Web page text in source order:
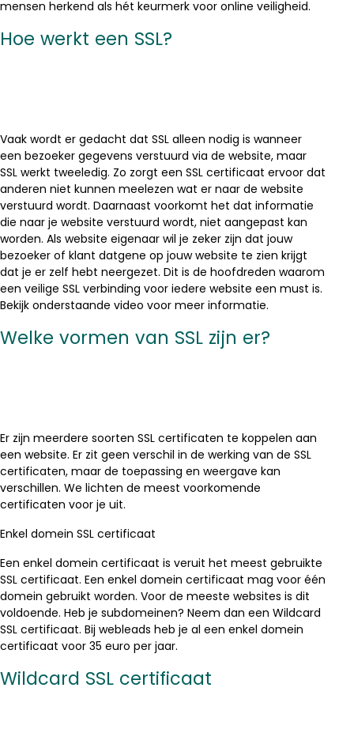
mensen herkend als hét keurmerk voor online veiligheid.
Hoe werkt een SSL?
Vaak wordt er gedacht dat SSL alleen nodig is wanneer
een bezoeker gegevens verstuurd via de website, maar
SSL werkt tweeledig. Zo zorgt een SSL certificaat ervoor dat
anderen niet kunnen meelezen wat er naar de website
verstuurd wordt. Daarnaast voorkomt het dat informatie
die naar je website verstuurd wordt, niet aangepast kan
worden. Als website eigenaar wil je zeker zijn dat jouw
bezoeker of klant datgene op jouw website te zien krijgt
dat je er zelf hebt neergezet. Dit is de hoofdreden waarom
een veilige SSL verbinding voor iedere website een must is.
Bekijk onderstaande video voor meer informatie.
Welke vormen van SSL zijn er?
Er zijn meerdere soorten SSL certificaten te koppelen aan
een website. Er zit geen verschil in de werking van de SSL
certificaten, maar de toepassing en weergave kan
verschillen. We lichten de meest voorkomende
certificaten voor je uit.
Enkel domein SSL certificaat
Een enkel domein certificaat is veruit het meest gebruikte
SSL certificaat. Een enkel domein certificaat mag voor één
domein gebruikt worden. Voor de meeste websites is dit
voldoende. Heb je subdomeinen? Neem dan een Wildcard
SSL certificaat. Bij webleads heb je al een enkel domein
certificaat voor 35 euro per jaar.
Wildcard SSL certificaat